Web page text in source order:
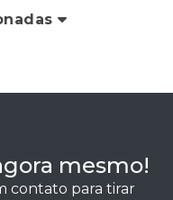
mesmo!
contato para tirar